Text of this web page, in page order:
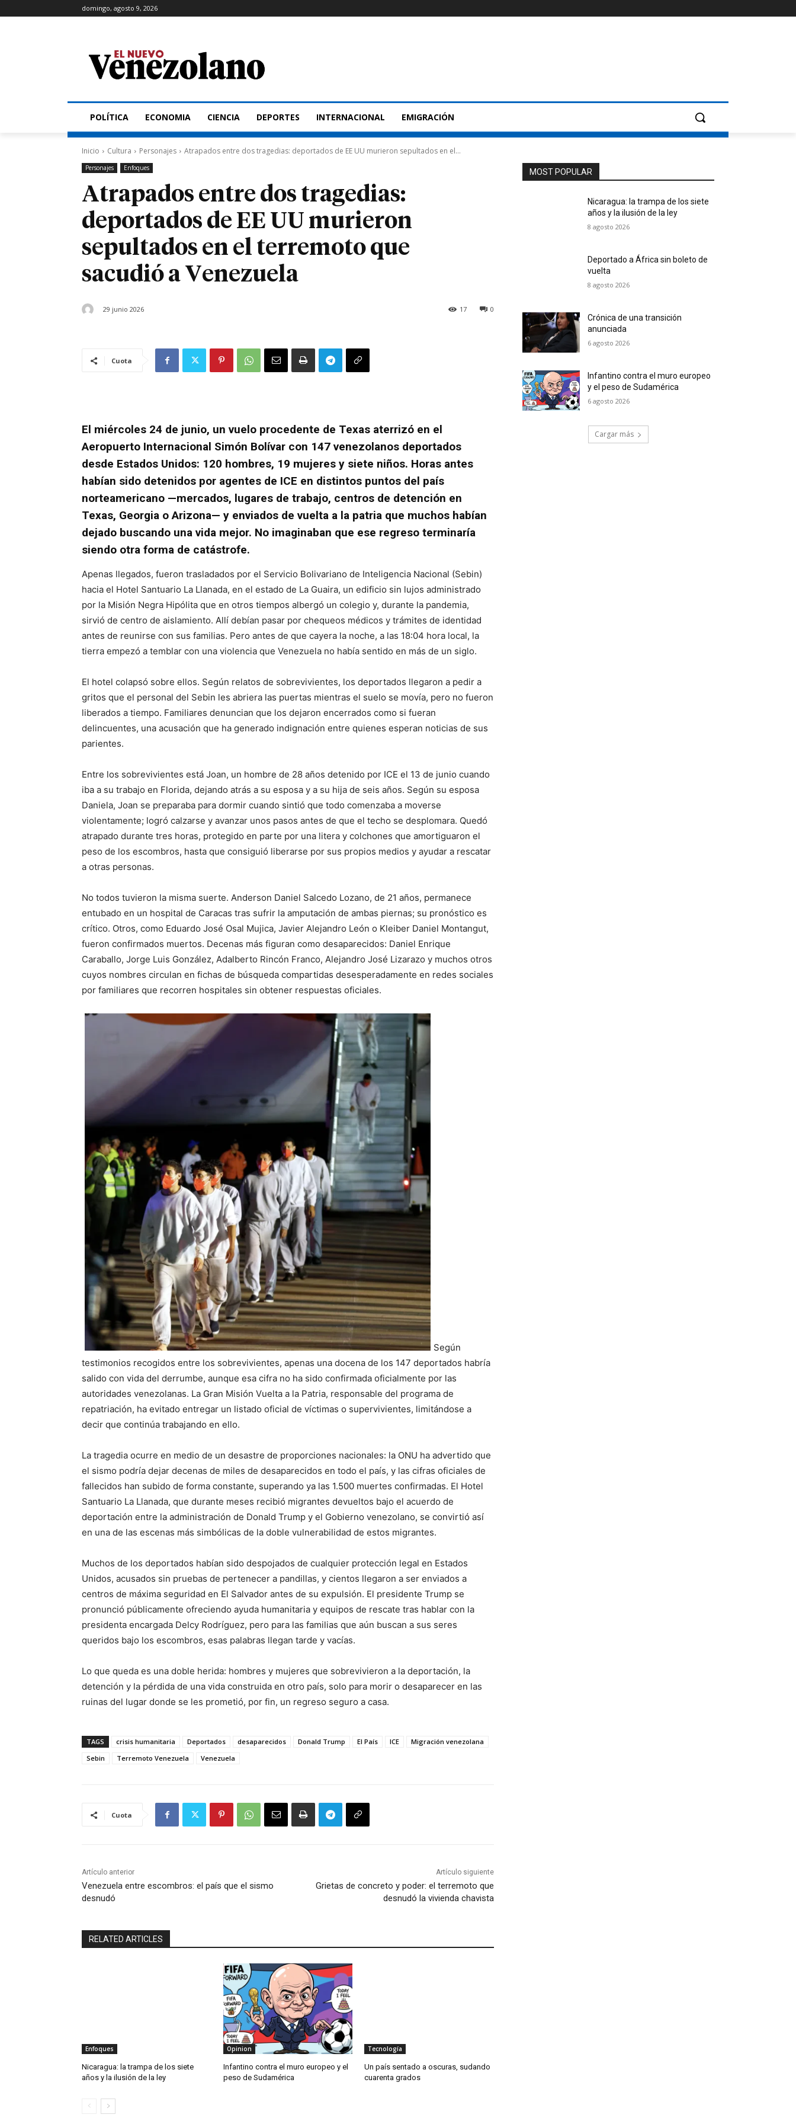
domingo, agosto 9, 2026
POLÍTICA ECONOMIA CIENCIA DEPORTES INTERNACIONAL EMIGRACIÓN
Inicio Cultura Personajes Atrapados entre dos tragedias: deportados de EE UU murieron sepultados en el...
Personajes Enfoques
Atrapados entre dos tragedias:
deportados de EE UU murieron
sepultados en el terremoto que
sacudió a Venezuela
29 junio 2026 0
17
Cuota
El miércoles 24 de junio, un vuelo procedente de Texas aterrizó en el
Aeropuerto Internacional Simón Bolívar con 147 venezolanos deportados
desde Estados Unidos: 120 hombres, 19 mujeres y siete niños. Horas antes
habían sido detenidos por agentes de ICE en distintos puntos del país
norteamericano —mercados, lugares de trabajo, centros de detención en
Texas, Georgia o Arizona— y enviados de vuelta a la patria que muchos habían
dejado buscando una vida mejor. No imaginaban que ese regreso terminaría
siendo otra forma de catástrofe.
Apenas llegados, fueron trasladados por el Servicio Bolivariano de Inteligencia Nacional (Sebin)
hacia el Hotel Santuario La Llanada, en el estado de La Guaira, un edificio sin lujos administrado
por la Misión Negra Hipólita que en otros tiempos albergó un colegio y, durante la pandemia,
sirvió de centro de aislamiento. Allí debían pasar por chequeos médicos y trámites de identidad
antes de reunirse con sus familias. Pero antes de que cayera la noche, a las 18:04 hora local, la
tierra empezó a temblar con una violencia que Venezuela no había sentido en más de un siglo.
El hotel colapsó sobre ellos. Según relatos de sobrevivientes, los deportados llegaron a pedir a
gritos que el personal del Sebin les abriera las puertas mientras el suelo se movía, pero no fueron
liberados a tiempo. Familiares denuncian que los dejaron encerrados como si fueran
delincuentes, una acusación que ha generado indignación entre quienes esperan noticias de sus
parientes.
Entre los sobrevivientes está Joan, un hombre de 28 años detenido por ICE el 13 de junio cuando
iba a su trabajo en Florida, dejando atrás a su esposa y a su hija de seis años. Según su esposa
Daniela, Joan se preparaba para dormir cuando sintió que todo comenzaba a moverse
violentamente; logró calzarse y avanzar unos pasos antes de que el techo se desplomara. Quedó
atrapado durante tres horas, protegido en parte por una litera y colchones que amortiguaron el
peso de los escombros, hasta que consiguió liberarse por sus propios medios y ayudar a rescatar
a otras personas.
No todos tuvieron la misma suerte. Anderson Daniel Salcedo Lozano, de 21 años, permanece
entubado en un hospital de Caracas tras sufrir la amputación de ambas piernas; su pronóstico es
crítico. Otros, como Eduardo José Osal Mujica, Javier Alejandro León o Kleiber Daniel Montangut,
fueron confirmados muertos. Decenas más figuran como desaparecidos: Daniel Enrique
Caraballo, Jorge Luis González, Adalberto Rincón Franco, Alejandro José Lizarazo y muchos otros
cuyos nombres circulan en fichas de búsqueda compartidas desesperadamente en redes sociales
por familiares que recorren hospitales sin obtener respuestas oficiales.
Según
testimonios recogidos entre los sobrevivientes, apenas una docena de los 147 deportados habría
salido con vida del derrumbe, aunque esa cifra no ha sido confirmada oficialmente por las
autoridades venezolanas. La Gran Misión Vuelta a la Patria, responsable del programa de
repatriación, ha evitado entregar un listado oficial de víctimas o supervivientes, limitándose a
decir que continúa trabajando en ello.
La tragedia ocurre en medio de un desastre de proporciones nacionales: la ONU ha advertido que
el sismo podría dejar decenas de miles de desaparecidos en todo el país, y las cifras oficiales de
fallecidos han subido de forma constante, superando ya las 1.500 muertes confirmadas. El Hotel
Santuario La Llanada, que durante meses recibió migrantes devueltos bajo el acuerdo de
deportación entre la administración de Donald Trump y el Gobierno venezolano, se convirtió así
en una de las escenas más simbólicas de la doble vulnerabilidad de estos migrantes.
Muchos de los deportados habían sido despojados de cualquier protección legal en Estados
Unidos, acusados sin pruebas de pertenecer a pandillas, y cientos llegaron a ser enviados a
centros de máxima seguridad en El Salvador antes de su expulsión. El presidente Trump se
pronunció públicamente ofreciendo ayuda humanitaria y equipos de rescate tras hablar con la
presidenta encargada Delcy Rodríguez, pero para las familias que aún buscan a sus seres
queridos bajo los escombros, esas palabras llegan tarde y vacías.
Lo que queda es una doble herida: hombres y mujeres que sobrevivieron a la deportación, la
detención y la pérdida de una vida construida en otro país, solo para morir o desaparecer en las
ruinas del lugar donde se les prometió, por fin, un regreso seguro a casa.
TAGS crisis humanitaria Deportados desaparecidos Donald Trump El País ICE
Migración venezolana
Sebin
Terremoto Venezuela Venezuela
Cuota
Artículo anterior
Venezuela entre escombros: el país que el sismo
desnudó
Artículo siguiente
Grietas de concreto y poder: el terremoto que
desnudó la vivienda chavista
RELATED ARTICLES
Enfoques
Nicaragua: la trampa de los siete
años y la ilusión de la ley
Opinion
Infantino contra el muro europeo y el
peso de Sudamérica
Tecnología
Un país sentado a oscuras, sudando
cuarenta grados
MOST POPULAR
Nicaragua: la trampa de los siete
años y la ilusión de la ley
8 agosto 2026
Deportado a África sin boleto de
vuelta
8 agosto 2026
Crónica de una transición
anunciada
6 agosto 2026
Infantino contra el muro europeo
y el peso de Sudamérica
6 agosto 2026
Cargar más